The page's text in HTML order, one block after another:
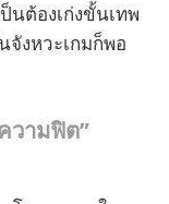
นต้องเก่งขั้นเทพ
จังหวะเกมก็พอ
วามฟิต”